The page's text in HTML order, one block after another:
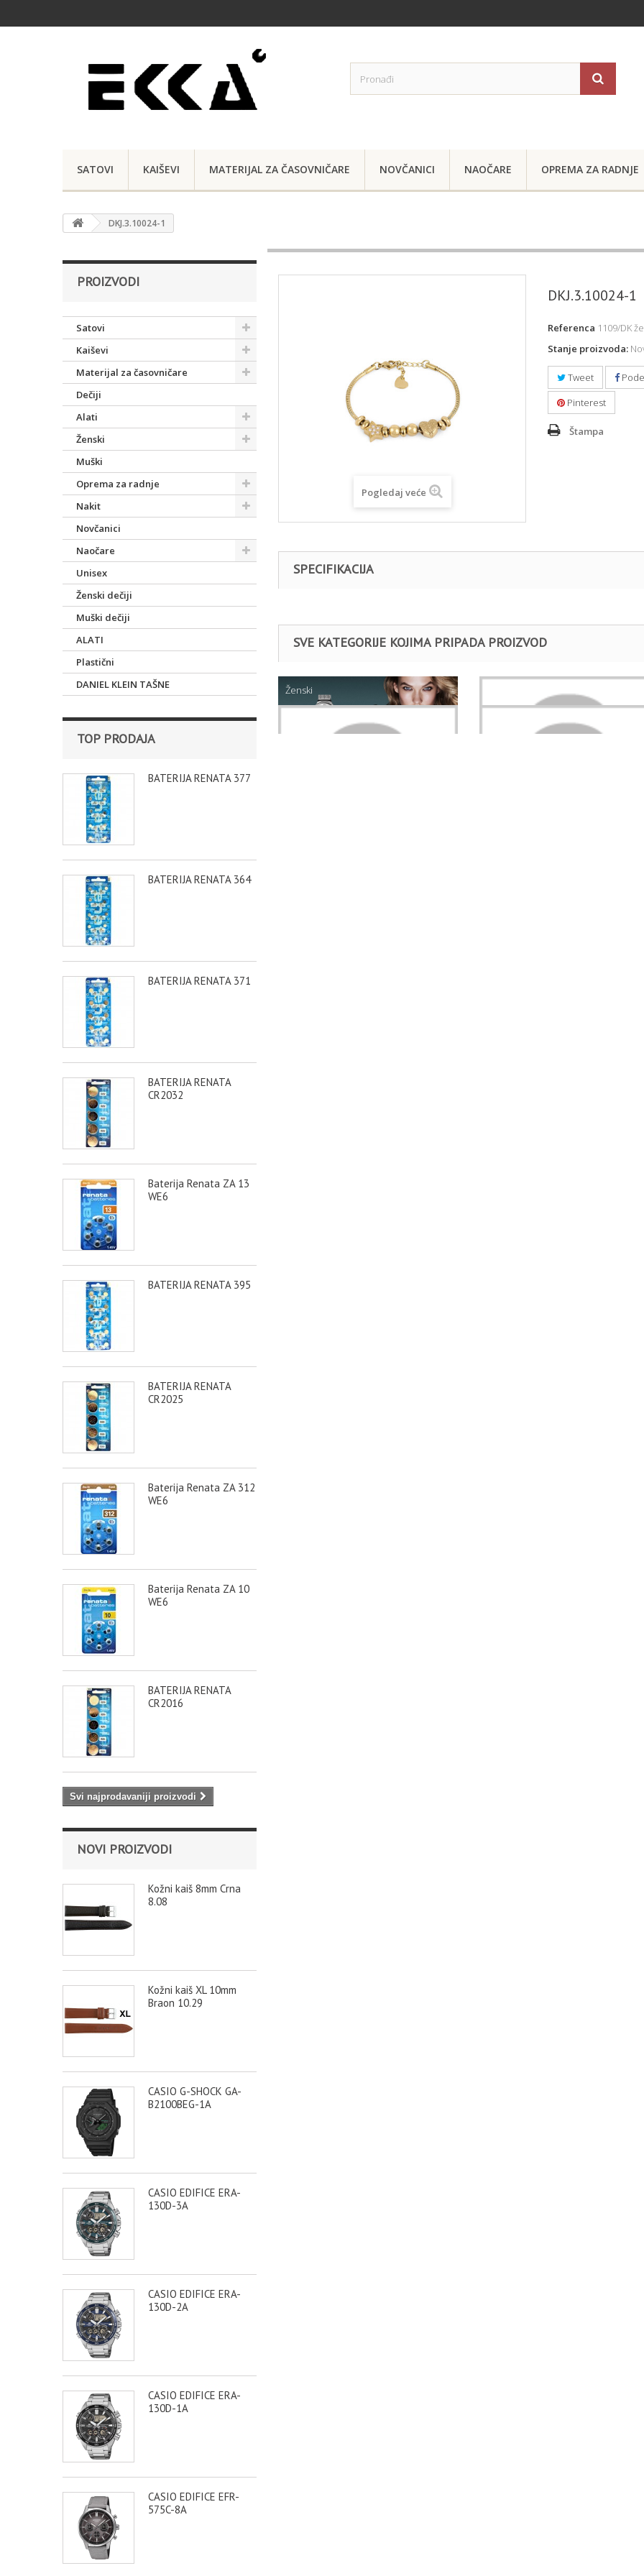
SATOVI KAIŠEVI MATERIJAL ZA ČASOVNIČARE NOVČANICI NAOČARE OPREMA ZA RADNJE
DKJ.3.10024-1
PROIZVODI
Satovi
Kaiševi
Materijal za časovničare
Dečiji
Alati
Ženski
Muški
Oprema za radnje
Nakit
Novčanici
Naočare
Unisex
Ženski dečiji
Muški dečiji
ALATI
Plastični
DANIEL KLEIN TAŠNE
TOP PRODAJA
BATERIJA RENATA 377
BATERIJA RENATA 364
BATERIJA RENATA 371
BATERIJA RENATA
CR2032
Baterija Renata ZA 13
WE6
BATERIJA RENATA 395
BATERIJA RENATA
CR2025
Baterija Renata ZA 312
WE6
Baterija Renata ZA 10
WE6
BATERIJA RENATA
CR2016
Svi najprodavaniji proizvodi
NOVI PROIZVODI
Kožni kaiš 8mm Crna
8.08
Kožni kaiš XL 10mm
Braon 10.29
CASIO G-SHOCK GA-
B2100BEG-1A
CASIO EDIFICE ERA-
130D-3A
CASIO EDIFICE ERA-
130D-2A
CASIO EDIFICE ERA-
130D-1A
CASIO EDIFICE EFR-
575C-8A
Pogledaj veće
DKJ.3.10024-1
Referenca 1109/DK
Stanje proizvoda:
Tweet
Pinterest
Štampa
SPECIFIKACIJA
SVE KATEGORIJE KOJIMA PRIPADA PROIZVOD
Ženski